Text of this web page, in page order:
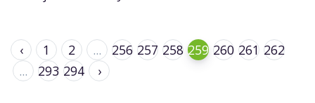
‹ 1 2 ... 256 257 258 259 260 261 262
...
293 294 ›